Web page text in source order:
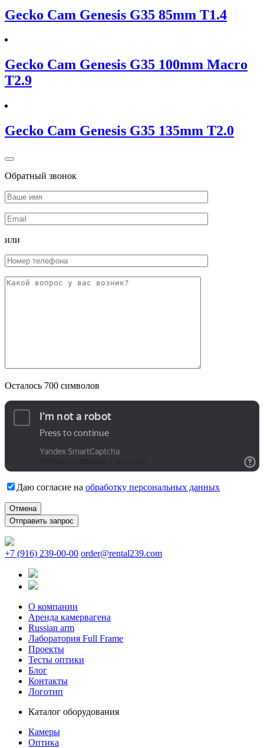
Gecko Cam Genesis G35 85mm T1.4
Gecko Cam Genesis G35 100mm Macro
T2.9
Gecko Cam Genesis G35 135mm T2.0
Обратный звонок
или
Осталось 700 символов
Даю согласие на обработку персональных данных
Отмена
+7 (916) 239-00-00 order@rental239.com
О компании
Аренда камервагена
Russian arm
Лаборатория Full Frame
Проекты
Тесты оптики
Блог
Контакты
Логотип
Каталог оборудования
Камеры
Оптика